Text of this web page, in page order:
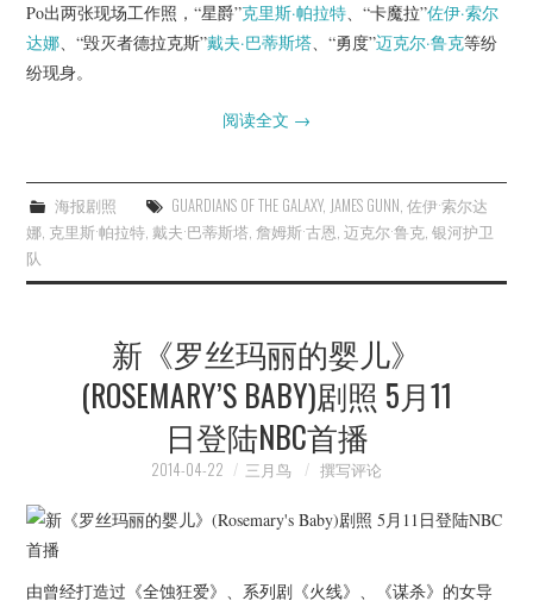
Po出两张现场工作照，“星爵”克里斯·帕拉特、“卡魔拉”佐伊·索尔
达娜、“毁灭者德拉克斯”戴夫·巴蒂斯塔、“勇度”迈克尔·鲁克等纷
纷现身。
阅读全文 →
海报剧照 GUARDIANS OF THE GALAXY, JAMES GUNN, 佐伊·索尔达
娜, 克里斯·帕拉特,戴夫·巴蒂斯塔,詹姆斯·古恩,迈克尔·鲁克,银河护卫
队
新《罗丝玛丽的婴儿》
(ROSEMARY’S BABY)剧照 5月11
日登陆NBC首播
2014-04-22 三月鸟 撰写评论
由曾经打造过《全蚀狂爱》、系列剧《火线》、《谋杀》的女导